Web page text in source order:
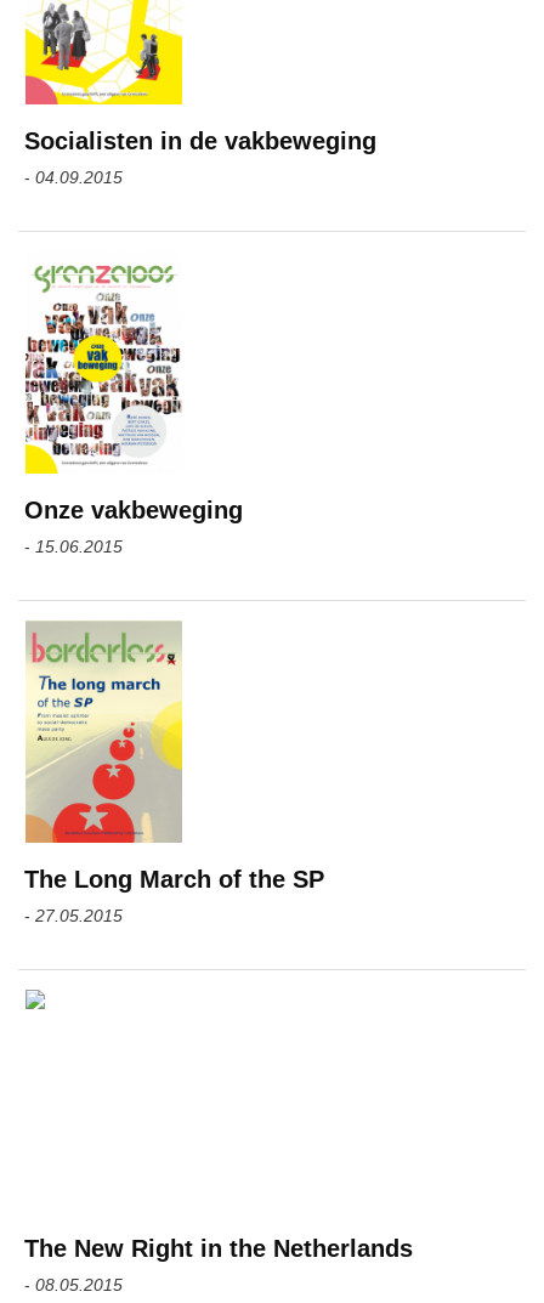
Socialisten in de vakbeweging
- 04.09.2015
Onze vakbeweging
- 15.06.2015
The Long March of the SP
- 27.05.2015
The New Right in the Netherlands
- 08.05.2015